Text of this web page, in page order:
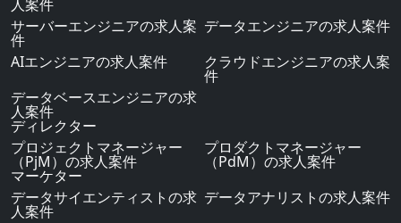
人案件
サーバーエンジニアの求人案
件
データエンジニアの求人案件
AIエンジニアの求人案件
クラウドエンジニアの求人案
件
データベースエンジニアの求
人案件
ディレクター
プロジェクトマネージャー
（PjM）の求人案件
プロダクトマネージャー
（PdM）の求人案件
マーケター
データサイエンティストの求
人案件
データアナリストの求人案件